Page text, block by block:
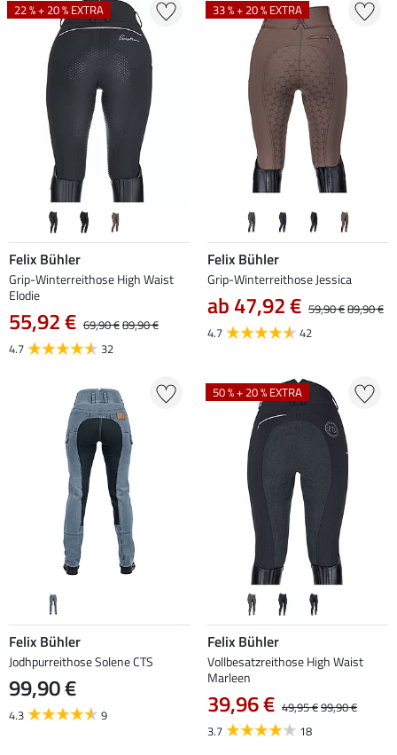
22 % + 20 % EXTRA
Felix Bühler
Grip-Winterreithose High Waist
Elodie
55,92 € 69,90 €89,90 €
4.7
32
33 % + 20 % EXTRA
Felix Bühler
Grip-Winterreithose Jessica
ab 47,92 € 59,90 €89,90 €
4.7
42
Felix Bühler
Jodhpurreithose Solene CTS
99,90 €
4.3 9
50 % + 20 % EXTRA
Felix Bühler
Vollbesatzreithose High Waist
Marleen
39,96 € 49,95 €99,90 €
3.7
18